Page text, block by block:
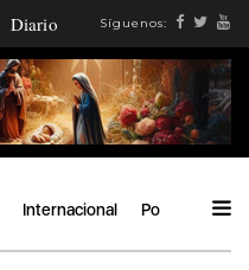
Diario Síguenos:
Internacional Política